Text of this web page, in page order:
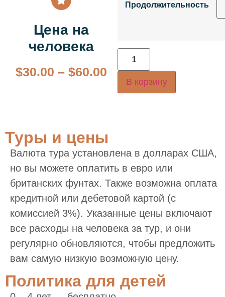
Цена на
человека
$30.00 – $60.00
Продолжительность
В корзину
Туры и цены
Валюта тура установлена в долларах США,
но вы можете оплатить в евро или
британских фунтах. Также возможна оплата
кредитной или дебетовой картой (с
комиссией 3%). Указанные цены включают
все расходы на человека за тур, и они
регулярно обновляются, чтобы предложить
вам самую низкую возможную цену.
Политика для детей